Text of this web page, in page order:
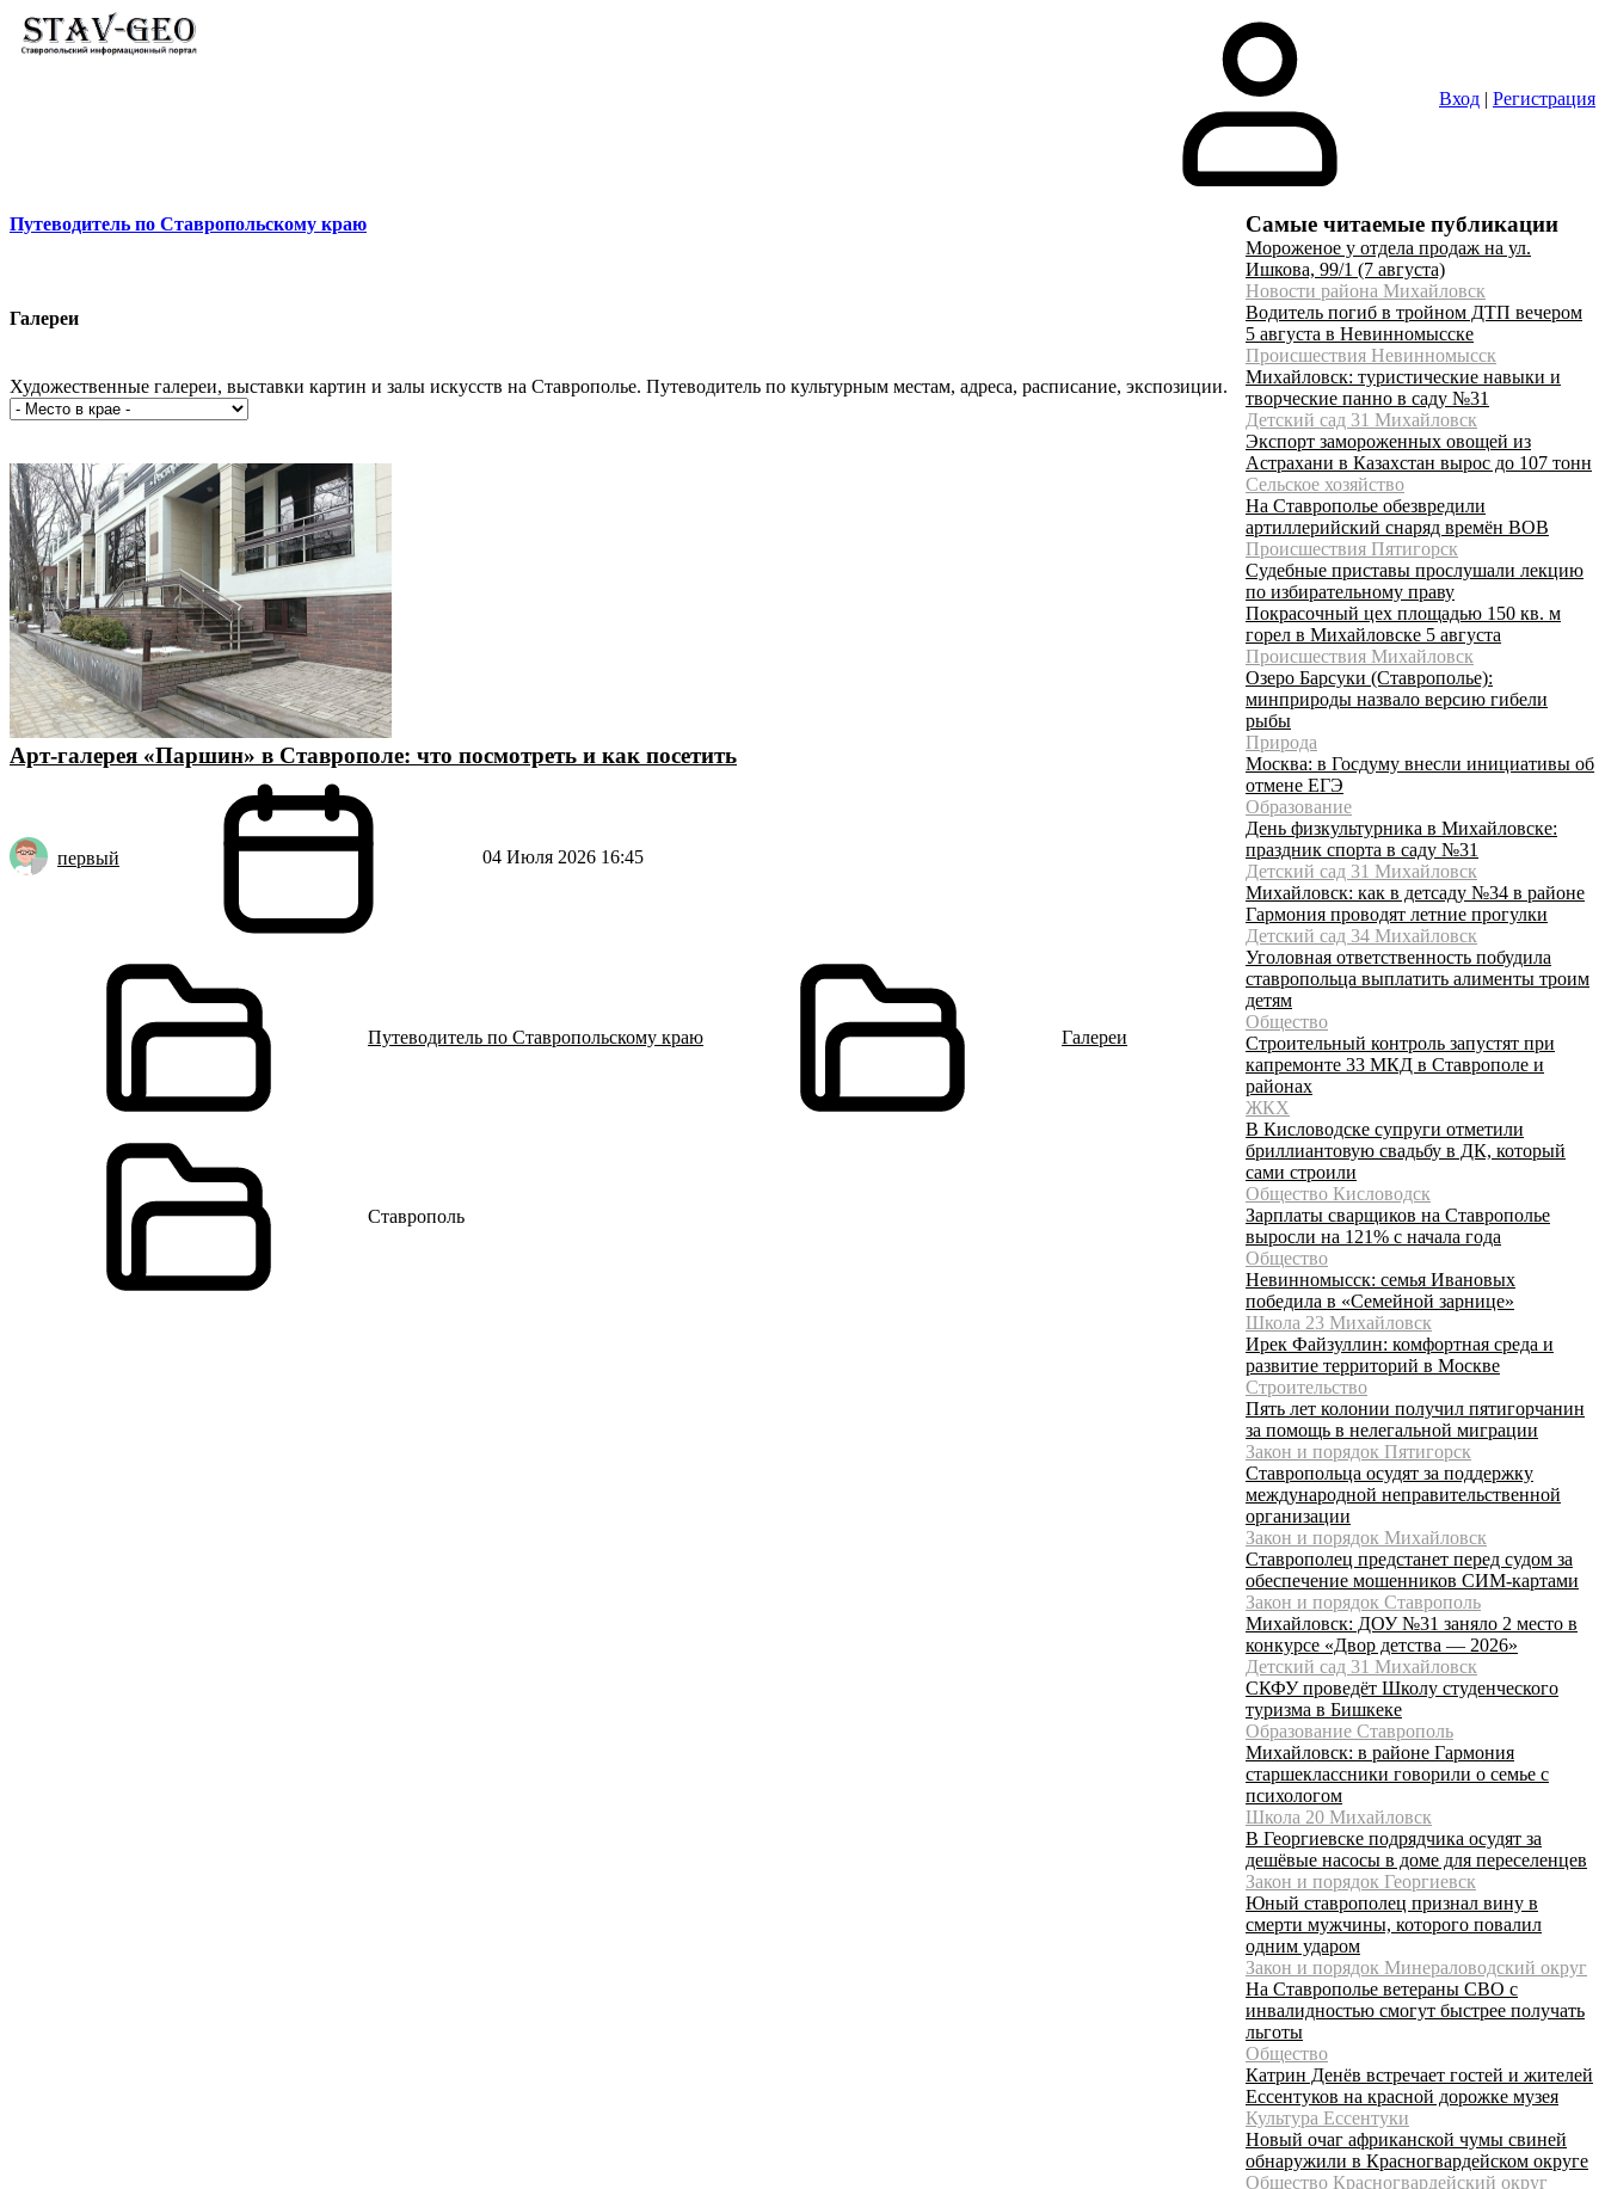
Вход | Регистрация
Путеводитель по Ставропольскому краю
Галереи
Художественные галереи, выставки картин и залы искусств на Ставрополье. Путеводитель по культурным местам, адреса, расписание, экспозиции.
Арт-галерея «Паршин» в Ставрополе: что посмотреть и как посетить
первый 04 Июля 2026 16:45
Путеводитель по Ставропольскому краю Галереи
Ставрополь
Самые читаемые публикации
Мороженое у отдела продаж на ул.
Ишкова, 99/1 (7 августа)
Новости района Михайловск
Водитель погиб в тройном ДТП вечером
5 августа в Невинномысске
Происшествия Невинномысск
Михайловск: туристические навыки и
творческие панно в саду №31
Детский сад 31 Михайловск
Экспорт замороженных овощей из
Астрахани в Казахстан вырос до 107 тонн
Сельское хозяйство
На Ставрополье обезвредили
артиллерийский снаряд времён ВОВ
Происшествия Пятигорск
Судебные приставы прослушали лекцию
по избирательному праву
Покрасочный цех площадью 150 кв. м
горел в Михайловске 5 августа
Происшествия Михайловск
Озеро Барсуки (Ставрополье):
минприроды назвало версию гибели
рыбы
Природа
Москва: в Госдуму внесли инициативы об
отмене ЕГЭ
Образование
День физкультурника в Михайловске:
праздник спорта в саду №31
Детский сад 31 Михайловск
Михайловск: как в детсаду №34 в районе
Гармония проводят летние прогулки
Детский сад 34 Михайловск
Уголовная ответственность побудила
ставропольца выплатить алименты троим
детям
Общество
Строительный контроль запустят при
капремонте 33 МКД в Ставрополе и
районах
ЖКХ
В Кисловодске супруги отметили
бриллиантовую свадьбу в ДК, который
сами строили
Общество Кисловодск
Зарплаты сварщиков на Ставрополье
выросли на 121% с начала года
Общество
Невинномысск: семья Ивановых
победила в «Семейной зарнице»
Школа 23 Михайловск
Ирек Файзуллин: комфортная среда и
развитие территорий в Москве
Строительство
Пять лет колонии получил пятигорчанин
за помощь в нелегальной миграции
Закон и порядок Пятигорск
Ставропольца осудят за поддержку
международной неправительственной
организации
Закон и порядок Михайловск
Ставрополец предстанет перед судом за
обеспечение мошенников СИМ-картами
Закон и порядок Ставрополь
Михайловск: ДОУ №31 заняло 2 место в
конкурсе «Двор детства — 2026»
Детский сад 31 Михайловск
СКФУ проведёт Школу студенческого
туризма в Бишкеке
Образование Ставрополь
Михайловск: в районе Гармония
старшеклассники говорили о семье с
психологом
Школа 20 Михайловск
В Георгиевске подрядчика осудят за
дешёвые насосы в доме для переселенцев
Закон и порядок Георгиевск
Юный ставрополец признал вину в
смерти мужчины, которого повалил
одним ударом
Закон и порядок Минераловодский округ
На Ставрополье ветераны СВО с
инвалидностью смогут быстрее получать
льготы
Общество
Катрин Денёв встречает гостей и жителей
Ессентуков на красной дорожке музея
Культура Ессентуки
Новый очаг африканской чумы свиней
обнаружили в Красногвардейском округе
Общество Красногвардейский округ